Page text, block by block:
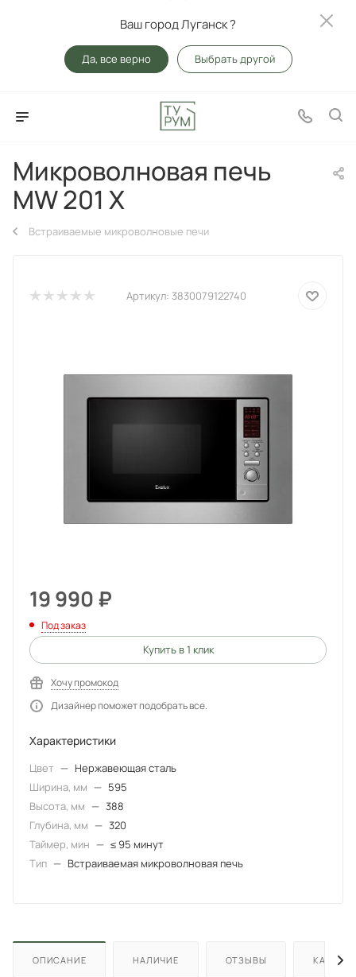
Ваш город Луганск ?
Да, все верно Выбрать другой
Микроволновая печь
MW 201 X
Встраиваемые микроволновые печи
Артикул: 3830079122740
19 990₽
Под заказ
Купить в 1 клик
Хочу промокод
Дизайнер поможет подобрать все.
Характеристики
Цвет — Нержавеющая сталь
Ширина, мм — 595
Высота, мм — 388
Глубина, мм — 320
Таймер, мин — ≤ 95 минут
Тип — Встраиваемая микроволновая печь
ОПИСАНИЕ НАЛИЧИЕ ОТЗЫВЫ КАК